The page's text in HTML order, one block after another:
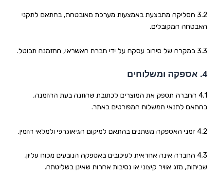
3.2 הסליקה מתבצעת באמצעות מערכת מאובטחת, בהתאם לתקני
האבטחה המקובלים.
3.3 במקרה של סירוב עסקה על ידי חברת האשראי, ההזמנה תבוטל .
4. אספקה ומשלוחים
4.1 החברה תספק את המוצרים לכתובת שהוזנה בעת ההזמנה,
בהתאם לתנאי המשלוח המפורטים באתר.
4.2 זמני האספקה משתנים בהתאם למיקום הגיאוגרפי ולמלאי הזמין .
4.3 החברה אינה אחראית לעיכובים באספקה הנובעים מכוח עליון,
שביתות, מזג אוויר קיצוני או נסיבות אחרות שאינן בשליטתה.